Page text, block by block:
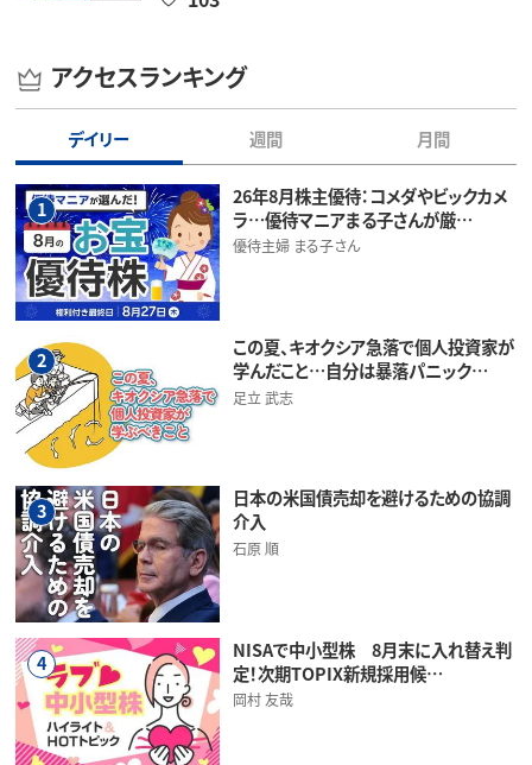
アクセスランキング
デイリー 週間 月間
1
26年8月株主優待：コメダやビックカメ
ラ…優待マニアまる子さんが厳…
優待主婦 まる子さん
2
この夏、キオクシア急落で個人投資家が
学んだこと…自分は暴落パニック…
足立 武志
3
日本の米国債売却を避けるための協調
介入
石原 順
4
NISAで中小型株 8月末に入れ替え判
定！次期TOPIX新規採用候…
岡村 友哉